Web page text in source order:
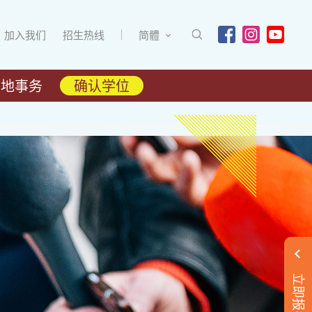
加入我们 招生热线 简體
事务 确认学位
立即报名